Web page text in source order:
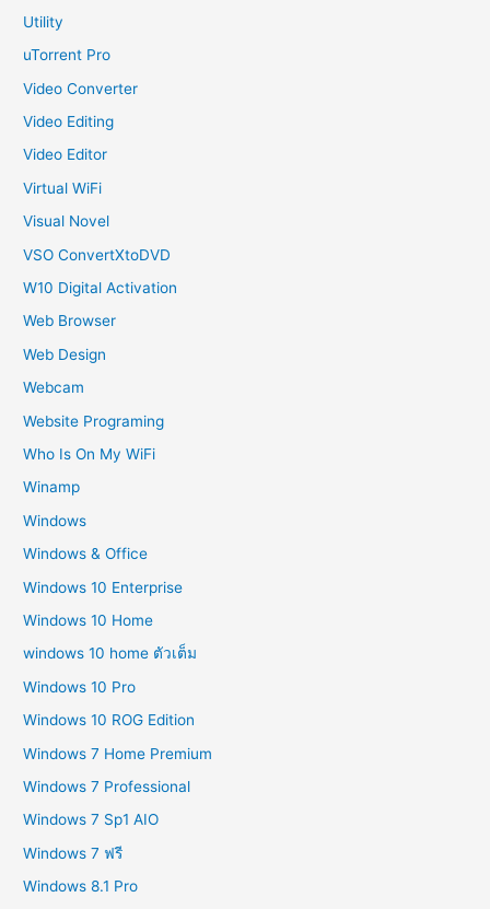
Utility
uTorrent Pro
Video Converter
Video Editing
Video Editor
Virtual WiFi
Visual Novel
VSO ConvertXtoDVD
W10 Digital Activation
Web Browser
Web Design
Webcam
Website Programing
Who Is On My WiFi
Winamp
Windows
Windows & Office
Windows 10 Enterprise
Windows 10 Home
windows 10 home ตัวเต็ม
Windows 10 Pro
Windows 10 ROG Edition
Windows 7 Home Premium
Windows 7 Professional
Windows 7 Sp1 AIO
Windows 7 ฟรี
Windows 8.1 Pro